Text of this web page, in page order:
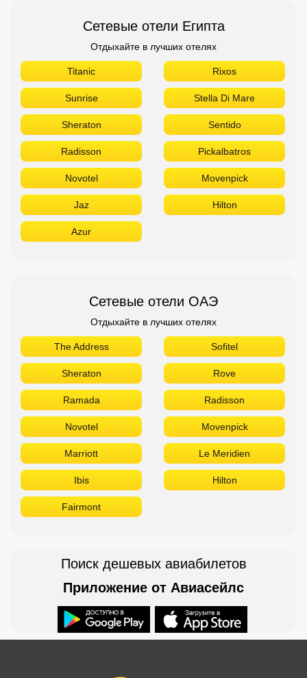
Сетевые отели Египта
Отдыхайте в лучших отелях
Titanic Rixos
Sunrise Stella Di Mare
Sheraton Sentido
Radisson Pickalbatros
Novotel Movenpick
Jaz Hilton
Azur
Сетевые отели ОАЭ
Отдыхайте в лучших отелях
The Address Sofitel
Sheraton Rove
Ramada Radisson
Novotel Movenpick
Marriott Le Meridien
Ibis Hilton
Fairmont
Поиск дешевых авиабилетов
Приложение от Авиасейлс